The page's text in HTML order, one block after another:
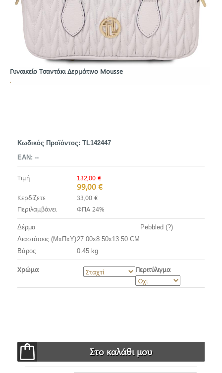
Γυναικείο Τσαντάκι Δερμάτινο Mousse
.
Κωδικός Προϊόντος: TL142447
EAN: --
Τιμή 132,00 €
99,00 €
Κερδίζετε
33,00 €
Περιλαμβάνει
ΦΠΑ 24%
Δέρμα
Pebbled (?)
Διαστάσεις (ΜxΠxΥ)27.00x8.50x13.50 CM
Βάρος
0.45 kg
Χρώμα Περιτύλιγμα